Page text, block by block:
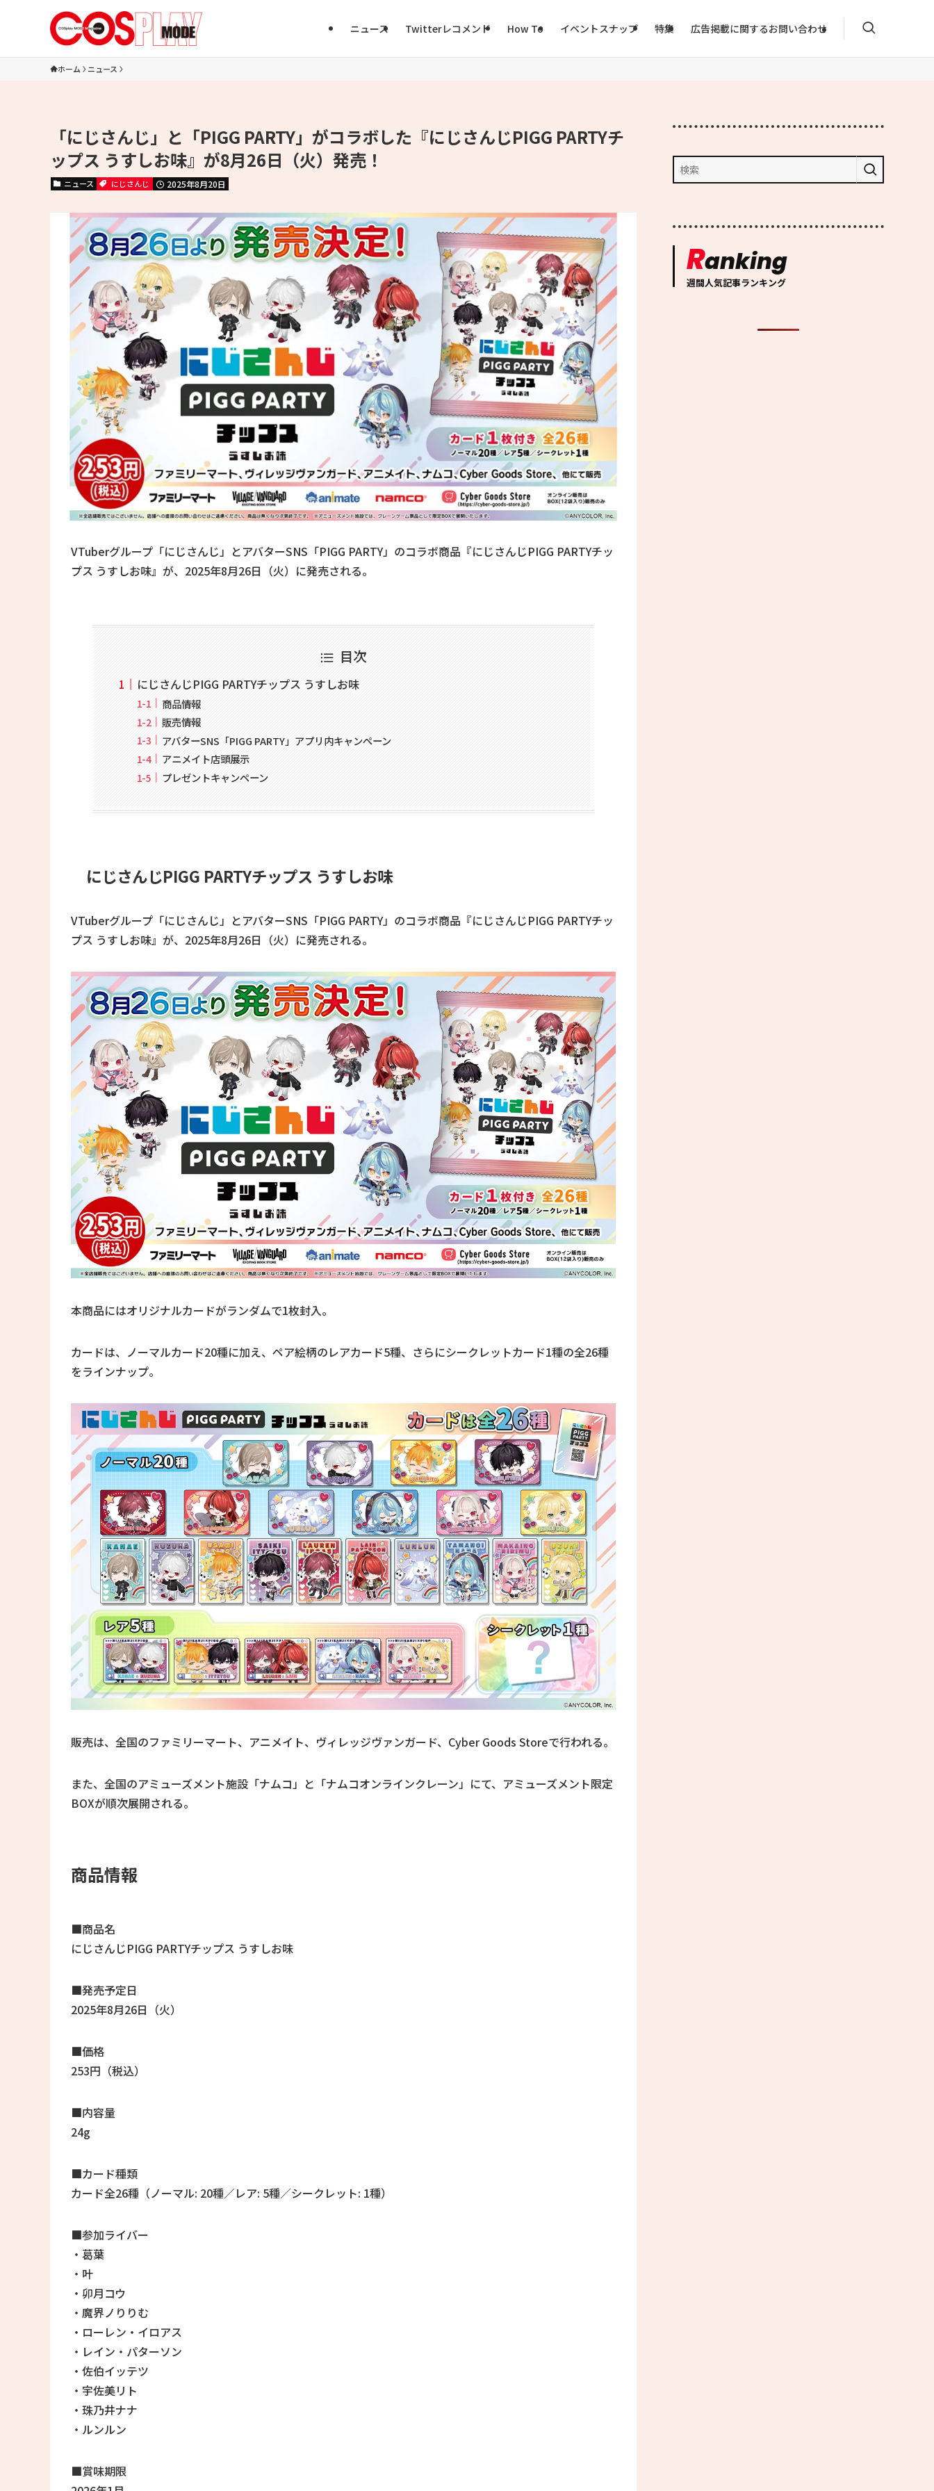
ニュース Twitterレコメンド How To イベントスナップ 特集 広告掲載に関するお問い合わせ
ホーム ニュース
「にじさんじ」と「PIGG PARTY」がコラボした『にじさんじPIGG PARTYチ
ップス うすしお味』が8月26日（火）発売！
ニュース にじさんじ 2025年8月20日
VTuberグループ「にじさんじ」とアバターSNS「PIGG PARTY」のコラボ商品『にじさんじPIGG PARTYチッ
プス うすしお味』が、2025年8月26日（火）に発売される。
目次
にじさんじPIGG PARTYチップス うすしお味
商品情報
販売情報
アバターSNS「PIGG PARTY」アプリ内キャンペーン
アニメイト店頭展示
プレゼントキャンペーン
にじさんじPIGG PARTYチップス うすしお味
VTuberグループ「にじさんじ」とアバターSNS「PIGG PARTY」のコラボ商品『にじさんじPIGG PARTYチッ
プス うすしお味』が、2025年8月26日（火）に発売される。
本商品にはオリジナルカードがランダムで1枚封入。
カードは、ノーマルカード20種に加え、ペア絵柄のレアカード5種、さらにシークレットカード1種の全26種
をラインナップ。
販売は、全国のファミリーマート、アニメイト、ヴィレッジヴァンガード、Cyber Goods Storeで行われる。
また、全国のアミューズメント施設「ナムコ」と「ナムコオンラインクレーン」にて、アミューズメント限定
BOXが順次展開される。
商品情報
■商品名
にじさんじPIGG PARTYチップス うすしお味
■発売予定日
2025年8月26日（火）
■価格
253円（税込）
■内容量
24g
■カード種類
カード全26種（ノーマル: 20種／レア: 5種／シークレット: 1種）
■参加ライバー
・葛葉
・叶
・卯月コウ
・魔界ノりりむ
・ローレン・イロアス
・レイン・パターソン
・佐伯イッテツ
・宇佐美リト
・珠乃井ナナ
・ルンルン
■賞味期限
Ranking
週間人気記事ランキング